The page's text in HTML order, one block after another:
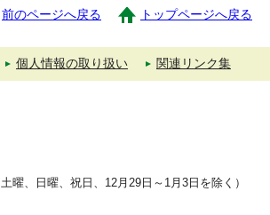
前のページへ戻る トップページへ戻る
個人情報の取り扱い 関連リンク集
曜、日曜、祝日、12月29日～1月3日を除く）